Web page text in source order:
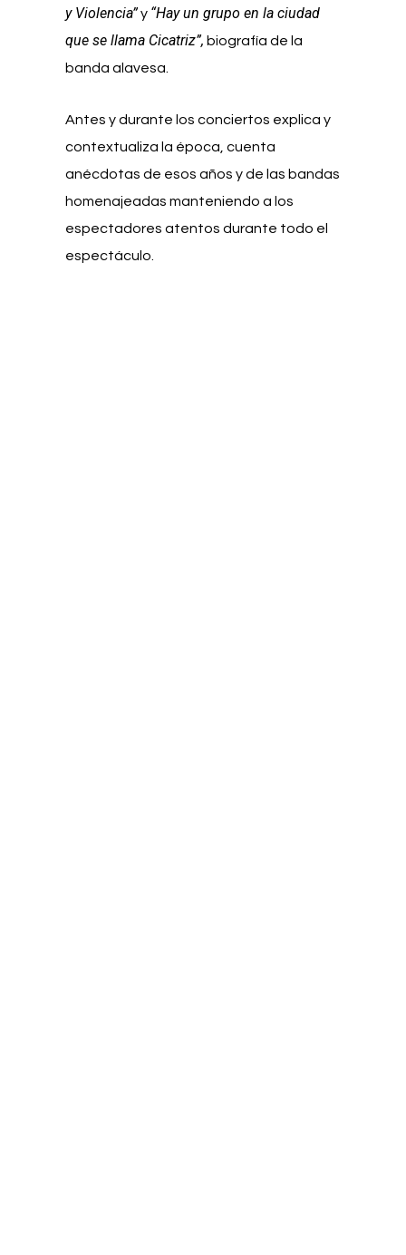
y Violencia”y “Hay un grupo en la ciudad
que se llama Cicatriz”, biografía de la
banda alavesa.
Antes y durante los conciertos explica y
contextualiza la época, cuenta
anécdotas de esos años y de las bandas
homenajeadas manteniendo a los
espectadores atentos durante todo el
espectáculo.